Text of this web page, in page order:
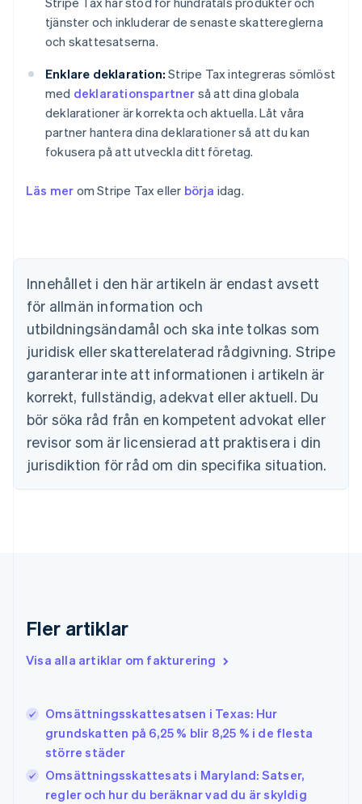
tjänster och inkluderar de senaste skattereglerna
och skattesatserna.
Enklare deklaration: Stripe Tax integreras sömlöst
med deklarationspartner så att dina globala
deklarationer är korrekta och aktuella. Låt våra
partner hantera dina deklarationer så att du kan
fokusera på att utveckla ditt företag.
Läs mer om Stripe Tax eller börja idag.
Innehållet i den här artikeln är endast avsett
för allmän information och
utbildningsändamål och ska inte tolkas som
juridisk eller skatterelaterad rådgivning. Stripe
garanterar inte att informationen i artikeln är
korrekt, fullständig, adekvat eller aktuell. Du
bör söka råd från en kompetent advokat eller
revisor som är licensierad att praktisera i din
jurisdiktion för råd om din specifika situation.
Fler artiklar
Visa alla artiklar om fakturering
Omsättningsskattesatsen i Texas: Hur
grundskatten på 6,25 % blir 8,25 % i de flesta
större städer
Omsättningsskattesats i Maryland: Satser,
regler och hur du beräknar vad du är skyldig
Nederlands Français Deutsch English
Brasilien
Português English
Bulgarien
English
English
Danmark
English
Estland
English
Fastlandskina
Finland
Grekland
Hongkong SAR, Kina
English
Irland
English
Italien
ItalianoEnglish
Japan